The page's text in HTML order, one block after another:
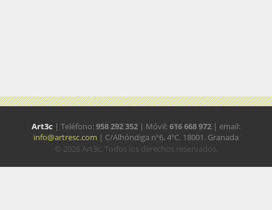
Art3c | Teléfono:958 292 352 | Móvil:616 668 972 | email:
info@artresc.com | C/Alhóndiga nº6, 4ºC. 18001. Granada
© 2026 Art3c. Todos los derechos reservados.